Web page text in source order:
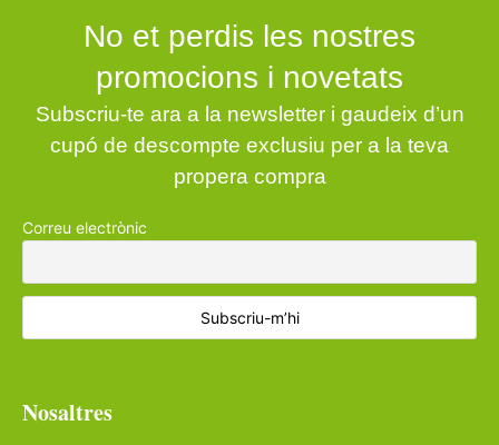
No et perdis les nostres
promocions i novetats
Subscriu-te ara a la newsletter i gaudeix d’un
cupó de descompte exclusiu per a la teva
propera compra
Correu electrònic
Nosaltres